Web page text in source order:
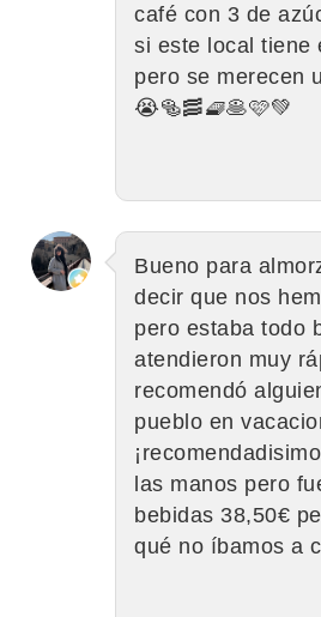
café con 3 de
si este local tiene
pero se merecen
😭🥯🥓🧇🥞🩷💚
Bueno para
decir que nos
pero estaba todo
atendieron muy
recomendó
pueblo en
las manos pero
bebidas 38,50€
qué no íbamos a